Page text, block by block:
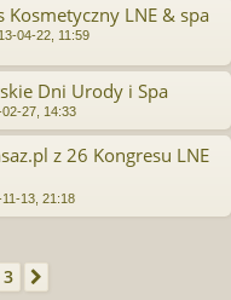
LNE & spa
04-22, 11:59
Dni Urody i Spa
27, 14:33
z 26 Kongresu LNE
13, 21:18
3